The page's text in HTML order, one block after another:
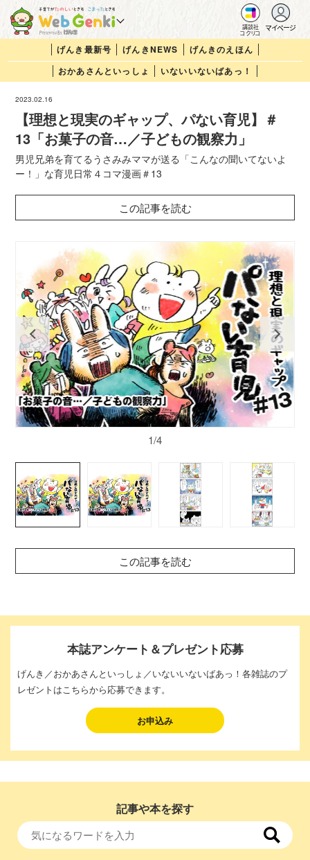
講談社
コクリコ
マイページ
げんき最新号 げんきNEWS
げんきのえほん
おかあさんといっしょ
いないいないばあっ！
2023.02.16
【理想と現実のギャップ、パない育児】＃
13「お菓子の音…／子どもの観察力」
男児兄弟を育てるうさみみママが送る「こんなの聞いてないよ
ー！」な育児日常４コマ漫画＃13
この記事を読む
1/4
この記事を読む
本誌アンケート＆プレゼント応募
げんき／おかあさんといっしょ／いないいないばあっ！各雑誌のプ
レゼントはこちらから応募できます。
お申込み
記事や本を探す